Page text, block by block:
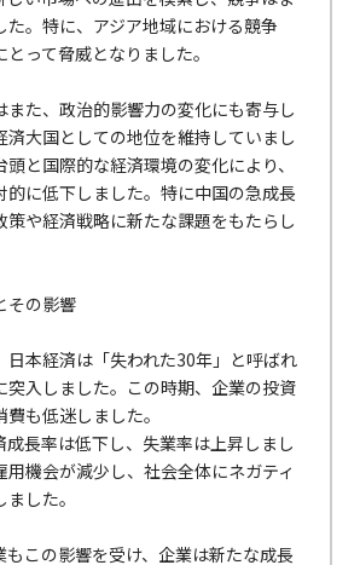
た。特に、アジア地域における競争
って脅威となりました。
た、政治的影響力の変化にも寄与し
済大国としての地位を維持していまし
と国際的な経済環境の変化により、
的に低下しました。特に中国の急成長
策や経済戦略に新たな課題をもたらし
その影響
本経済は「失われた30年」と呼ばれ
突入しました。この時期、企業の投資
も低迷しました。
成長率は低下し、失業率は上昇しまし
用機会が減少し、社会全体にネガティ
した。
この影響を受け、企業は新たな成長